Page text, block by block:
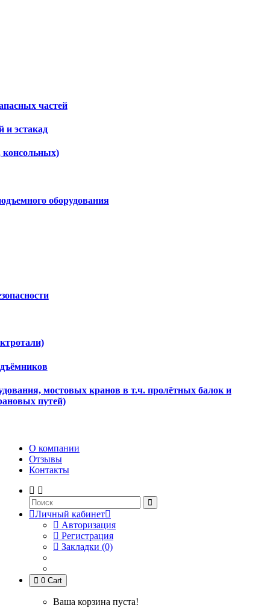
частей
и эстакад
консольных)
оборудования
мостовых кранов в т.ч. пролётных балок и
путей)
О компании
Отзывы
Контакты
Личный кабинет
Авторизация
Регистрация
Закладки (0)
0 Cart
Ваша корзина пуста!